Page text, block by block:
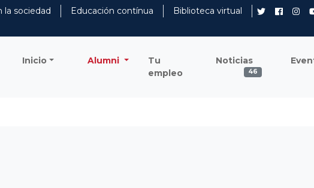
la sociedad Educación contínua
Biblioteca virtual
Inicio Alumni
Tu
empleo
Noticias
46